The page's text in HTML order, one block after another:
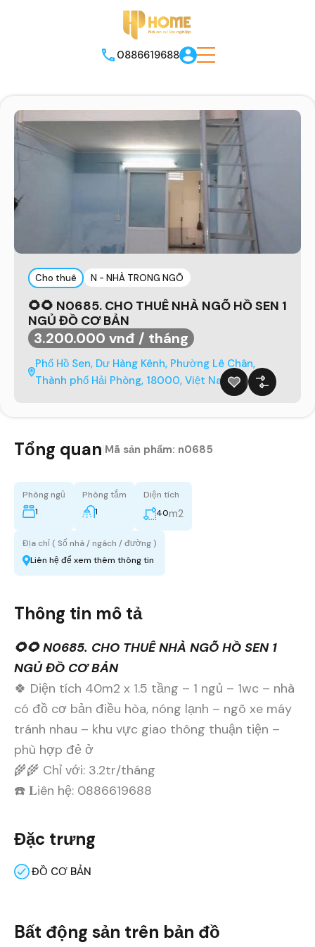
0886619688
Cho thuê N - NHÀ TRONG NGÕ
🌻🌻 N0685. CHO THUÊ NHÀ NGÕ HỒ SEN 1
NGỦ ĐỒ CƠ BẢN
3.200.000 vnđ / tháng
Phố Hồ Sen, Dư Hàng Kênh, Phường Lê Chân,
Thành phố Hải Phòng, 18000, Việt Nam
Tổng quan Mã sản phẩm: n0685
Phòng ngủ
1
Phòng tắm
1
Diện tích
40m2
Địa chỉ ( Số nhà / ngách / đường )
Liên hệ để xem thêm thông tin
Thông tin mô tả
🌻🌻 N0685. CHO THUÊ NHÀ NGÕ HỒ SEN 1
NGỦ ĐỒ CƠ BẢN
🍀 Diện tích 40m2 x 1.5 tầng – 1 ngủ – 1wc – nhà
có đồ cơ bản điều hòa, nóng lạnh – ngõ xe máy
tránh nhau – khu vực giao thông thuận tiện –
phù hợp đẻ ở
🌾🌾 Chỉ với: 3.2tr/tháng
☎️ 𝐋iên hệ: 0886619688
Đặc trưng
ĐỒ CƠ BẢN
Bất động sản trên bản đồ